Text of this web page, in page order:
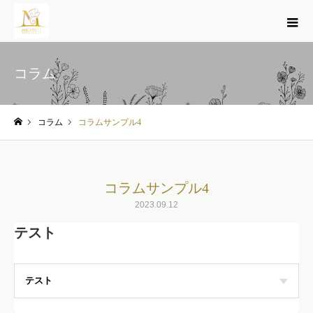
コラム
コラム コラムサンプル4
コラムサンプル4
2023.09.12
テスト
テスト